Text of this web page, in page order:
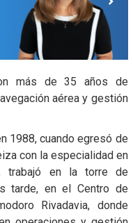
más de 35 años de
aérea y gestión
1988, cuando egresó de
con la especialidad en
trabajó en la torre de
tarde, en el Centro de
Rivadavia, donde